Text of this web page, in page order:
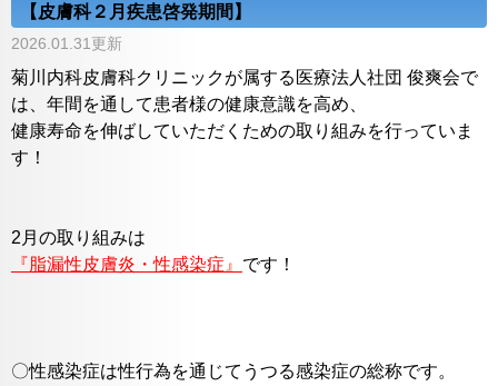
【皮膚科２月疾患啓発期間】
2026.01.31更新
菊川内科皮膚科クリニックが属する医療法人社団 俊爽会で
は、年間を通して患者様の健康意識を高め、
健康寿命を伸ばしていただくための取り組みを行っていま
す！
2月の取り組みは
『脂漏性皮膚炎・性感染症』 です！
〇性感染症は性行為を通じてうつる感染症の総称です。